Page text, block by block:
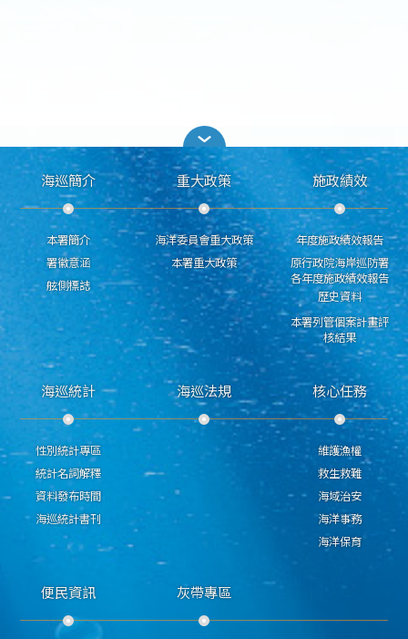
海巡簡介
本署簡介
署徽意涵
舷側標誌
重大政策
海洋委員會重大政策
本署重大政策
施政績效
年度施政績效報告
原行政院海岸巡防署
各年度施政績效報告
歷史資料
本署列管個案計畫評
核結果
海巡統計
性別統計專區
統計名詞解釋
資料發布時間
海巡統計書刊
海巡法規 核心任務
維護漁權
救生救難
海域治安
海洋事務
海洋保育
便民資訊 灰帶專區